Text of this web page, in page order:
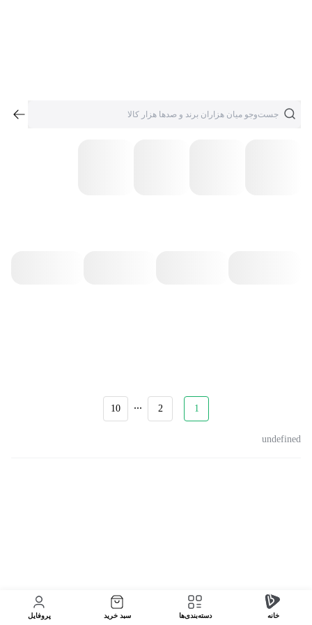
1
2
...
10
undefined
خانه دسته‌بندی‌‌ها سبد خرید پروفایل